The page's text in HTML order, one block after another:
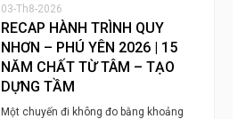
03-Th8-2026
RECAP HÀNH TRÌNH QUY
NHƠN – PHÚ YÊN 2026 | 15
NĂM CHẤT TỪ TÂM – TẠO
DỰNG TẦM
Một chuyến đi không đo bằng khoảng